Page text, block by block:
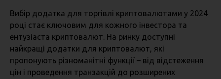
Вибір додатка для торгівлі криптовалютами у 2024
році стає ключовим для кожного інвестора та
ентузіаста криптовалют. На ринку доступні
найкращі додатки для криптовалют, які
пропонують різноманітні функції – від відстеження
цін і проведення транзакцій до розширених